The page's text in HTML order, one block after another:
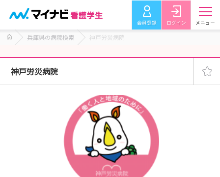
会員登録 ログイン メニュー
兵庫県の病院検索 神戸労災病院
神戸労災病院